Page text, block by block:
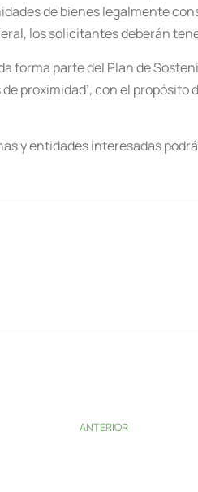
de bienes legalmente
los solicitantes deberán
forma parte del Plan de
proximidad’, con el
y entidades interesadas
ANTERIOR